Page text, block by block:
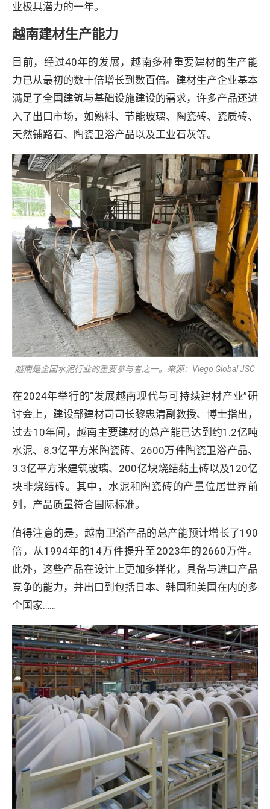
业极具潜力的一年。
越南建材生产能力
目前，经过40年的发展，越南多种重要建材的生产能
力已从最初的数十倍增长到数百倍。建材生产企业基本
满足了全国建筑与基础设施建设的需求，许多产品还进
入了出口市场，如熟料、节能玻璃、陶瓷砖、瓷质砖、
天然铺路石、陶瓷卫浴产品以及工业石灰等。
越南是全国水泥行业的重要参与者之一。来源：Viego Global JSC
在2024年举行的“发展越南现代与可持续建材产业”研
讨会上，建设部建材司司长黎忠清副教授、博士指出，
过去10年间，越南主要建材的总产能已达到约1.2亿吨
水泥、8.3亿平方米陶瓷砖、2600万件陶瓷卫浴产品、
3.3亿平方米建筑玻璃、200亿块烧结黏土砖以及120亿
块非烧结砖。其中，水泥和陶瓷砖的产量位居世界前
列，产品质量符合国际标准。
值得注意的是，越南卫浴产品的总产能预计增长了190
倍，从1994年的14万件提升至2023年的2660万件。
此外，这些产品在设计上更加多样化，具备与进口产品
竞争的能力，并出口到包括日本、韩国和美国在内的多
个国家……